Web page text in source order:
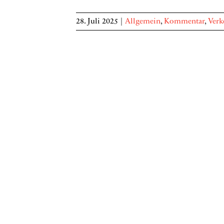
28. Juli 2025 Allgemein, Kommentar,